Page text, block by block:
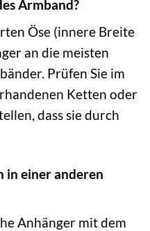
Armband?
Öse (innere Breite
an die meisten
Prüfen Sie im
Ketten oder
dass sie durch
in einer anderen
Anhänger mit dem